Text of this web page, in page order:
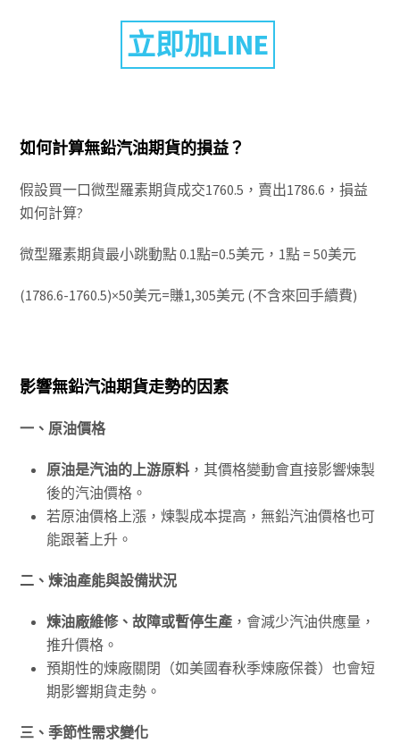
立即加LINE
如何計算無鉛汽油期貨的損益？
假設買一口微型羅素期貨成交1760.5，賣出1786.6，損益
如何計算?
微型羅素期貨最小跳動點 0.1點=0.5美元，1點 = 50美元
(1786.6-1760.5)×50美元=賺1,305美元 (不含來回手續費)
影響無鉛汽油期貨走勢的因素
一、原油價格
原油是汽油的上游原料 ，其價格變動會直接影響煉製
後的汽油價格。
若原油價格上漲，煉製成本提高，無鉛汽油價格也可
能跟著上升。
二、煉油產能與設備狀況
煉油廠維修、故障或暫停生產 ，會減少汽油供應量，
推升價格。
預期性的煉廠關閉（如美國春秋季煉廠保養）也會短
期影響期貨走勢。
三、季節性需求變化